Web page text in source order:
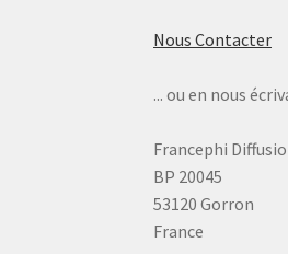
Nous Contacter
... ou en nous
Francephi
BP 20045
53120 Gorron
France